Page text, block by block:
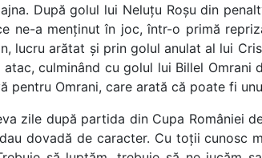
După golul lui Neluțu Roșu din
ne-a menținut în joc, într-o primă
lucru arătat și prin golul anulat al lui
culminând cu golul lui Billel
pentru Omrani, care arată că poate fi
zile după partida din Cupa României
dovadă de caracter. Cu toții cunosc